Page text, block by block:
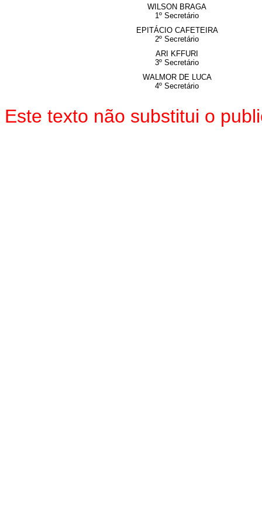
WILSON BRAGA
1º Secretário
EPITÁCIO CAFETEIRA
2º Secretário
ARI KFFURI
3º Secretário
WALMOR DE LUCA
4º Secretário
Este texto não substitui o